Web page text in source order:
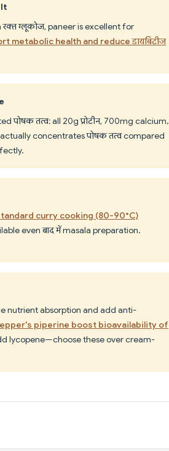
रक्त ग्लूकोज, paneer is excellent for
metabolic health and reduce डायबिटीज
तत्व: all 20g प्रोटीन, 700mg calcium,
actually concentrates पोषक तत्व compared
curry cooking (80-90°C)
even बाद में masala preparation.
nutrient absorption and add anti-
piperine boost bioavailability of
lycopene—choose these over cream-